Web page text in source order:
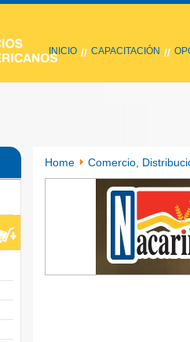
INICIO // CAPACITACIÓN //
Home Comercio,